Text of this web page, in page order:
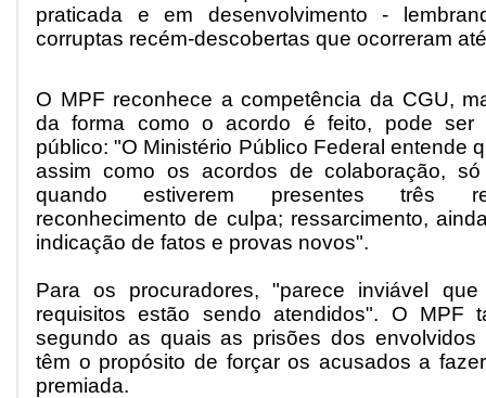
praticada e em desenvolvimento -
corruptas recém-descobertas que ocorreram
O MPF reconhece a competência da CGU,
da forma como o acordo é feito, pode ser
público: "O Ministério Público Federal entende
assim como os acordos de colaboração,
quando estiverem presentes três
reconhecimento de culpa; ressarcimento,
indicação de fatos e provas novos".
Para os procuradores, "parece inviável
requisitos estão sendo atendidos". O MPF
segundo as quais as prisões dos envolvidos
têm o propósito de forçar os acusados a
premiada.